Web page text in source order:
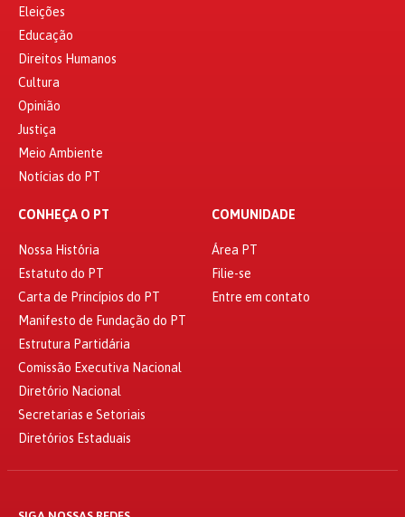
Eleições
Educação
Direitos Humanos
Cultura
Opinião
Justiça
Meio Ambiente
Notícias do PT
CONHEÇA O PT
Nossa História
Estatuto do PT
Carta de Princípios do PT
Manifesto de Fundação do PT
Estrutura Partidária
Comissão Executiva Nacional
Diretório Nacional
Secretarias e Setoriais
Diretórios Estaduais
COMUNIDADE
Área PT
Filie-se
Entre em contato